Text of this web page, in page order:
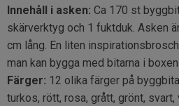
Innehåll i asken: Ca 170 st
skärverktyg och 1 fuktduk. Asken
cm lång. En liten
man kan bygga med bitarna i
Färger: 12 olika färger på
turkos, rött, rosa, grått, grönt, svart,